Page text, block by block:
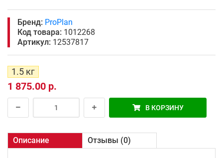
Бренд: ProPlan
Код товара: 1012268
Артикул: 12537817
1.5 кг
1 875.00 р.
В КОРЗИНУ
Описание Отзывы (0)